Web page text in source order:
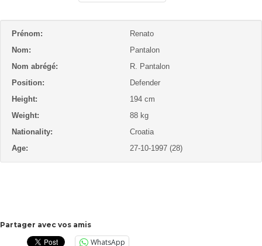
Prénom:
Renato
Nom:
Pantalon
Nom abrégé:
R. Pantalon
Position:
Defender
Height:
194 cm
Weight:
88 kg
Nationality:
Croatia
Age:
27-10-1997 (28)
Partager avec vos amis
WhatsApp